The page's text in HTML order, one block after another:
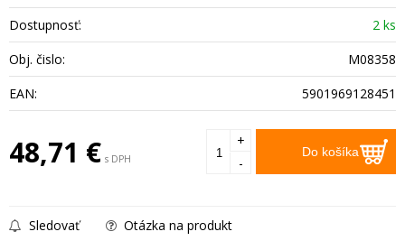
Dostupnosť:
2 ks
Obj. čislo:
M08358
EAN:
5901969128451
48,71 € s DPH Do košíka
+
-
Sledovať Otázka na produkt